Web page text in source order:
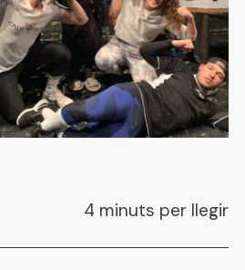
4 minuts per llegir